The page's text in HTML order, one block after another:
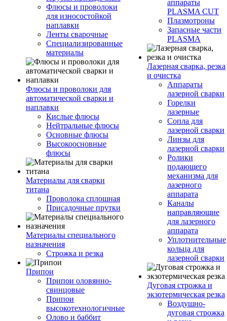
Флюсы и проволоки
для износостойкой
наплавки
Ленты сварочные
Специализированные
материалы
Флюсы и проволоки для
автоматической сварки и
наплавки
Кислые флюсы
Нейтральные флюсы
Основные флюсы
Высокоосновные
флюсы
Материалы для сварки
титана
Проволока сплошная
Присадочные прутки
Материалы специального
назначения
Строжка и резка
Припои
Припои оловянно-
свинцовые
Припои
высокотехнологичные
Олово и баббит
аппараты
PLASMA CUT
Плазмотроны
Запасные части
PLASMA
Лазерная сварка, резка
и очистка
Аппараты
лазерной сварки
Горелки
лазерные
Сопла для
лазерной сварки
Линзы для
лазерной сварки
Ролики
подающего
механизма для
лазерного
аппарата
Каналы
направляющие
для лазерного
аппарата
Уплотнительные
кольца для
лазерной сварки
Дуговая строжка и
экзотермическая резка
Воздушно-
дуговая строжка